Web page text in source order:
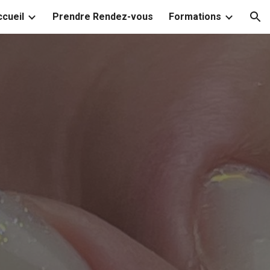
Prendre Rendez-vous Formations